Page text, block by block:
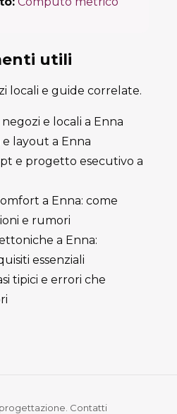
utili
locali e guide correlate.
e locali a Enna
layout a Enna
e progetto esecutivo a
a Enna: come
e rumori
a Enna:
essenziali
tipici e errori che
Contatti